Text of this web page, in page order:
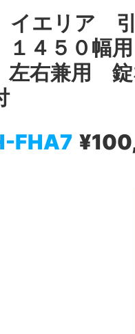
イエリア
１４５０幅
左右兼用
FHA7